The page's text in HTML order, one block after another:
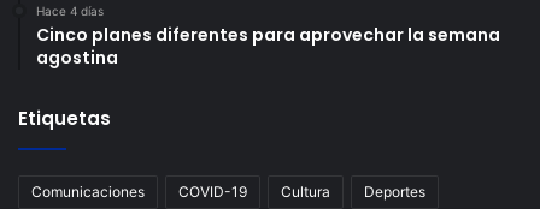
Hace 4 días
Cinco planes diferentes para aprovechar la semana
agostina
Etiquetas
Comunicaciones COVID-19 Cultura Deportes